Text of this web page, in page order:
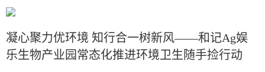
凝心聚力优环境 知行合一树新风——和记Ag娱
乐生物产业园常态化推进环境卫生随手捡行动